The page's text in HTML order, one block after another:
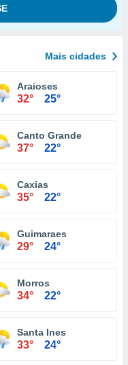
Mais cidades
Araioses
32° 25°
Canto Grande
37° 22°
Caxias
35° 22°
Guimaraes
29° 24°
Morros
34° 22°
Santa Ines
33° 24°